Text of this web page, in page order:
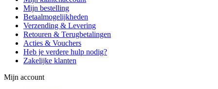
Mijn bestelling
Betaalmogelijkheden
Verzending & Levering
Retouren & Terugbetalingen
Acties & Vouchers
Heb je verdere hulp nodig?
Zakelijke klanten
Mijn account